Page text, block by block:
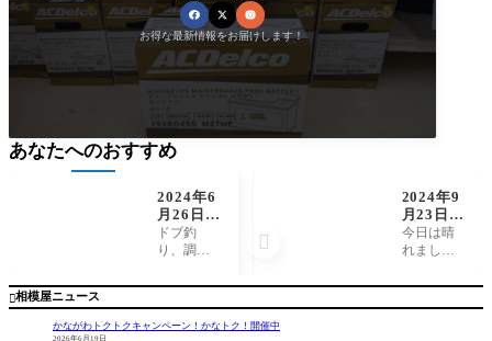
お得な最新情報をお届けします！
相模屋ニュース
かながわトクトクキャンペーン！かなトク！開催中
2026年6月19日
あなたへのおすすめ
2024年6
月26日
（水）相
模川釣
釣り 黒
ドブ釣
り、調子
てきまし
遡上と思
2024年9
月23日
（月）相
模川釣
り 小笠
今日は晴
れまし
